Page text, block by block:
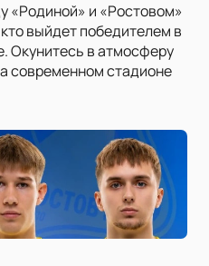
«Родиной» и «Ростовом»
выйдет победителем в
Окунитесь в атмосферу
современном стадионе